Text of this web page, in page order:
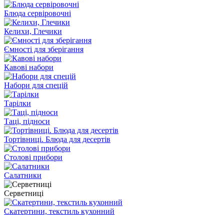
Блюда сервіровочні
Келихи, Глечики
Ємності для зберігання
Кавові набори
Набори для спецій
Тарілки
Таці, підноси
Тортівниці. Блюда для десертів
Столові прибори
Салатники
Серветниці
Скатертини, текстиль кухонний